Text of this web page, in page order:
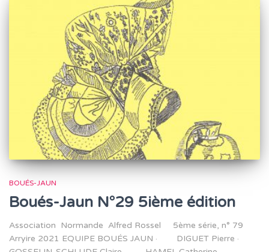
BOUÉS-JAUN
Boués-Jaun N°29 5ième édition
Association Normande Alfred Rossel 5ème série, n° 79
Arryire 2021 EQUIPE BOUÉS JAUN · DIGUET Pierre ·